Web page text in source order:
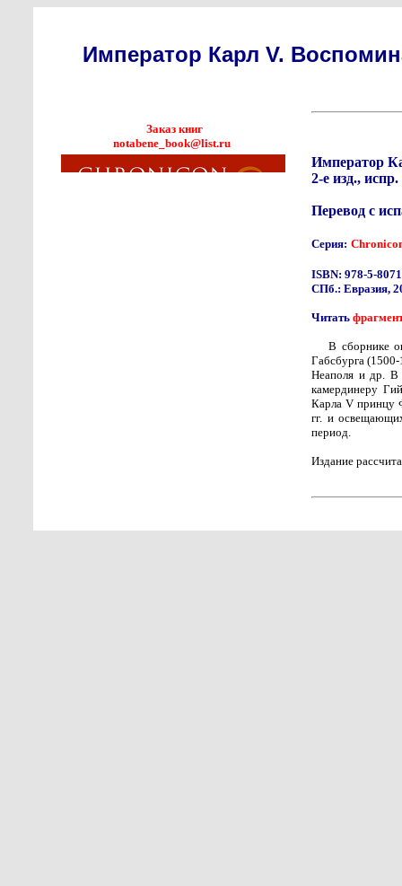
Император Карл V.
Заказ книг
notabene_book@list.ru
Император
2-е изд., испр.
Перевод с
Серия:
ISBN: 978-5-
СПб.: Евразия,
Читать
В сборнике
Габсбурга
Неаполя и др. В
камердинеру
Карла V принцу
гг. и
период.
Издание